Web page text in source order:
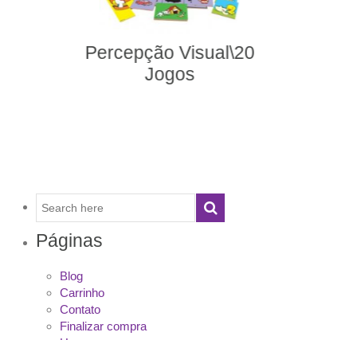
279- Sequências
Festa
Páginas
Blog
Carrinho
Contato
Finalizar compra